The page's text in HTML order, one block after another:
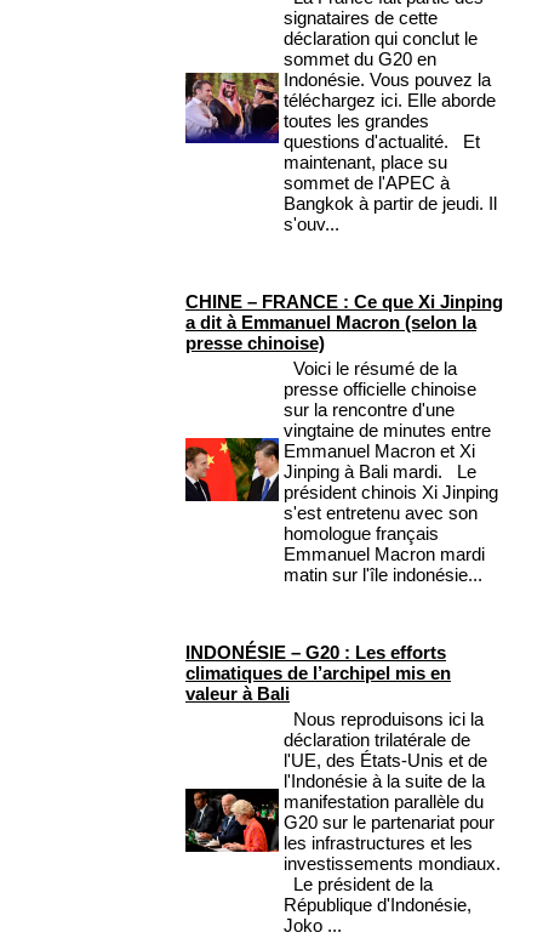
signataires de cette
déclaration qui conclut le
sommet du G20 en
Indonésie. Vous pouvez la
téléchargez ici. Elle aborde
toutes les grandes
questions d'actualité. Et
maintenant, place su
sommet de l'APEC à
Bangkok à partir de jeudi. Il
s'ouv...
CHINE – FRANCE : Ce que Xi Jinping
a dit à Emmanuel Macron (selon la
presse chinoise)
Voici le résumé de la
presse officielle chinoise
sur la rencontre d'une
vingtaine de minutes entre
Emmanuel Macron et Xi
Jinping à Bali mardi. Le
président chinois Xi Jinping
s'est entretenu avec son
homologue français
Emmanuel Macron mardi
matin sur l'île indonésie...
INDONÉSIE – G20 : Les efforts
climatiques de l’archipel mis en
valeur à Bali
Nous reproduisons ici la
déclaration trilatérale de
l'UE, des États-Unis et de
l'Indonésie à la suite de la
manifestation parallèle du
G20 sur le partenariat pour
les infrastructures et les
investissements mondiaux.
Le président de la
République d'Indonésie,
Joko ...